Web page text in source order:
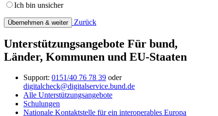
Ich bin unsicher
Übernehmen & weiter Zurück
Unterstützungsangebote Für bund,
Länder, Kommunen und EU-Staaten
Support: 0151/40 76 78 39 oder
digitalcheck@digitalservice.bund.de
Alle Unterstützungsangebote
Schulungen
Nationale Kontaktstelle für ein interoperables Europa